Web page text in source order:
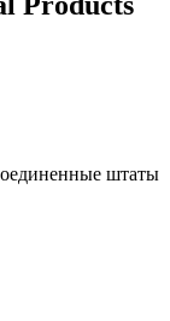
штаты